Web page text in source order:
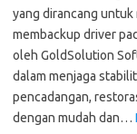
yang dirancang
membackup driver
oleh GoldSolution
dalam menjaga
pencadangan,
dengan mudah dan…